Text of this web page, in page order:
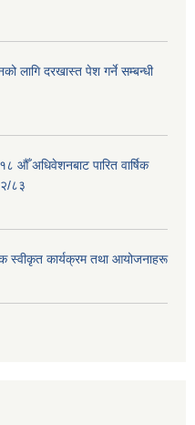
लागि दरखास्त पेश गर्ने सम्बन्धी
औँ अधिवेशनबाट पारित वार्षिक
८३
स्वीकृत कार्यक्रम तथा आयोजनाहरू